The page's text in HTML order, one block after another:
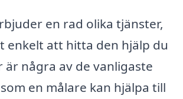
en rad olika tjänster,
enkelt att hitta den hjälp du
är några av de vanligaste
en målare kan hjälpa till